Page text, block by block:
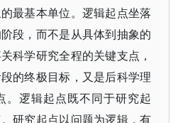
最基本单位。逻辑起点坐落
段，而不是从具体到抽象的
科学研究全程的关键支点，
的终极目标，又是后科学理
。逻辑起点既不同于研究起
研究起点以问题为逻辑，有